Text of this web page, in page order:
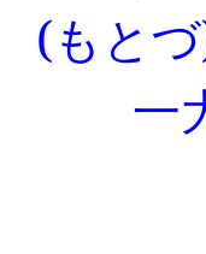
(もとづ
一大